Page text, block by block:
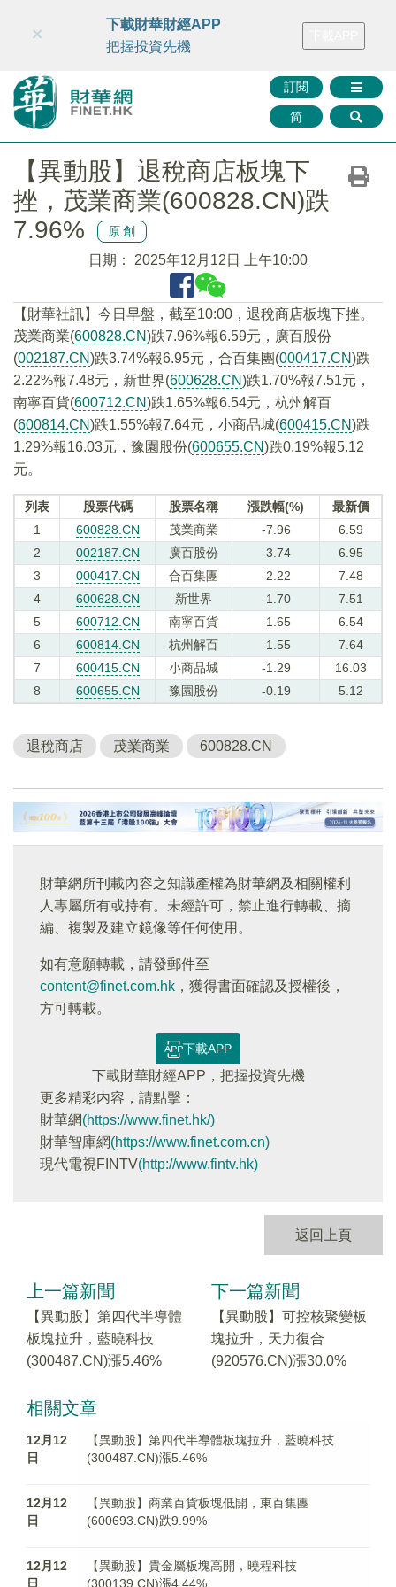
財華智庫網 FINTV FINMETA 財華證券 媒體矩陣
訂閱
简
×
下載財華財經APP
把握投資先機
【異動股】退稅商店板塊下
挫，茂業商業(600828.CN)跌
7.96%
原創
日期： 2025年12月12日 上午10:00
【財華社訊】今日早盤，截至10:00，退稅商店板塊下挫。
茂業商業(600828.CN)跌7.96%報6.59元，廣百股份
(002187.CN)跌3.74%報6.95元，合百集團(000417.CN)跌
2.22%報7.48元，新世界(600628.CN)跌1.70%報7.51元，
南寧百貨(600712.CN)跌1.65%報6.54元，杭州解百
(600814.CN)跌1.55%報7.64元，小商品城(600415.CN)跌
1.29%報16.03元，豫園股份(600655.CN)跌0.19%報5.12
元。
列表 股票代碼 股票名稱 漲跌幅(%)
最新價
1
600828.CN 茂業商業 -7.96
6.59
2
002187.CN 廣百股份 -3.74
6.95
3
000417.CN 合百集團 -2.22
7.48
4
600628.CN 新世界 -1.70
7.51
5
600712.CN 南寧百貨 -1.65
6.54
6
600814.CN 杭州解百 -1.55
7.64
7
600415.CN 小商品城 -1.29
16.03
8
600655.CN 豫園股份 -0.19 5.12
退稅商店 茂業商業 600828.CN
財華網所刊載內容之知識產權為財華網及相關權利
人專屬所有或持有。未經許可，禁止進行轉載、摘
編、複製及建立鏡像等任何使用。
如有意願轉載，請發郵件至
content@finet.com.hk ，獲得書面確認及授權後，
方可轉載。
下載APP
下載財華財經APP，把握投資先機
更多精彩内容，請點擊：
財華網(https://www.finet.hk/)
財華智庫網(https://www.finet.com.cn)
現代電視FINTV(http://www.fintv.hk)
返回上頁
上一篇新聞
【異動股】第四代半導體
板塊拉升，藍曉科技
(300487.CN)漲5.46%
下一篇新聞
【異動股】可控核聚變板
塊拉升，天力復合
(920576.CN)漲30.0%
相關文章
12月12
日
【異動股】第四代半導體板塊拉升，藍曉科技
(300487.CN)漲5.46%
12月12
日
【異動股】商業百貨板塊低開，東百集團
(600693.CN)跌9.99%
12月12
日
【異動股】貴金屬板塊高開，曉程科技
(300139.CN)漲4.44%